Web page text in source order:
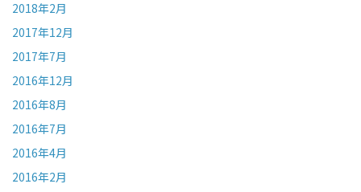
2018年2月
2017年12月
2017年7月
2016年12月
2016年8月
2016年7月
2016年4月
2016年2月